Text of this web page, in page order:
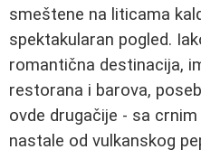
smeštene na liticama
spektakularan pogled.
romantična destinacija,
restorana i barova,
ovde drugačije - sa
nastale od vulkanskog